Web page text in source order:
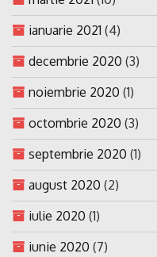
ianuarie 2021 (4)
decembrie 2020 (3)
noiembrie 2020 (1)
octombrie 2020 (3)
septembrie 2020 (1)
august 2020 (2)
iulie 2020 (1)
iunie 2020 (7)